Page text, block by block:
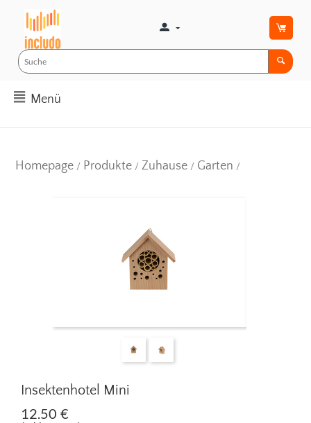
Menü
Homepage / Produkte / Zuhause / Garten /
Insektenhotel Mini
12.50 €